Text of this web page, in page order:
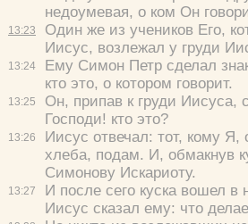
13:23
13:24
13:25
13:26
13:27
недоумевая, о ком Он
Один же из учеников Его,
Иисус, возлежал у груди
Ему Симон Петр сделал
кто это, о котором говорит.
Он, припав к груди Иисуса,
Господи! кто это?
Иисус отвечал: тот, кому Я,
хлеба, подам. И, обмакнув
Симонову Искариоту.
И после сего куска вошел в
Иисус сказал ему: что